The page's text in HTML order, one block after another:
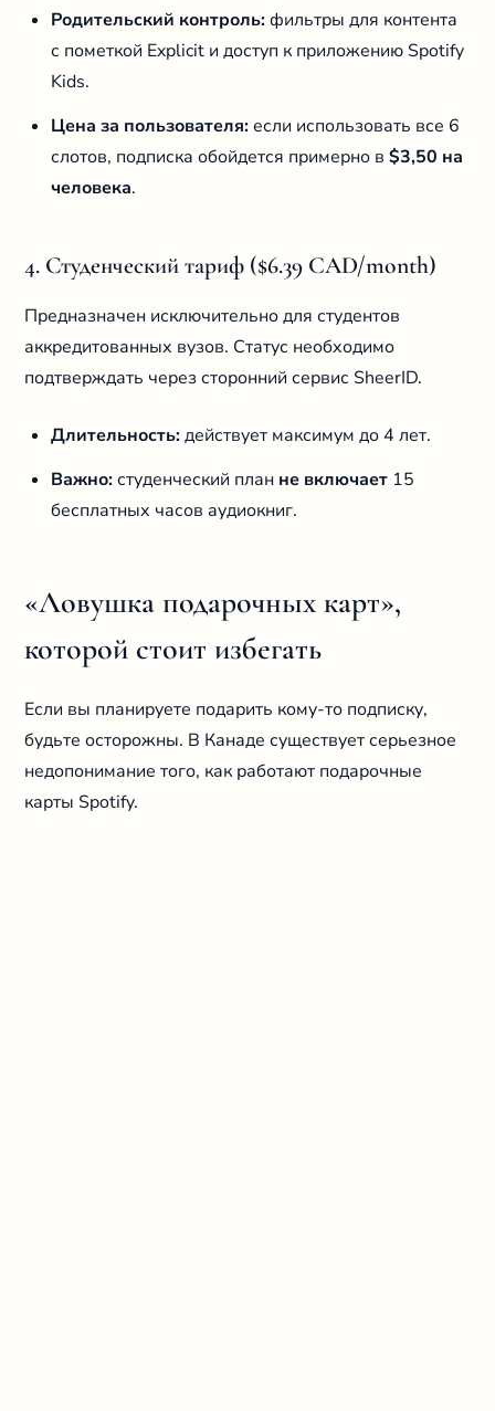
Родительский контроль:фильтры для контента
с пометкой Explicit и доступ к приложению Spotify
Kids.
Цена за пользователя:если использовать все 6
слотов, подписка обойдется примерно в$3,50 на
человека.
4. Студенческий тариф ($6.39 CAD/month)
Предназначен исключительно для студентов
аккредитованных вузов. Статус необходимо
подтверждать через сторонний сервис SheerID.
Длительность:действует максимум до 4 лет.
Важно:студенческий план не включает 15
бесплатных часов аудиокниг.
«Ловушка подарочных карт»,
которой стоит избегать
Если вы планируете подарить кому-то подписку,
будьте осторожны. В Канаде существует серьезное
недопонимание того, как работают подарочные
карты Spotify.